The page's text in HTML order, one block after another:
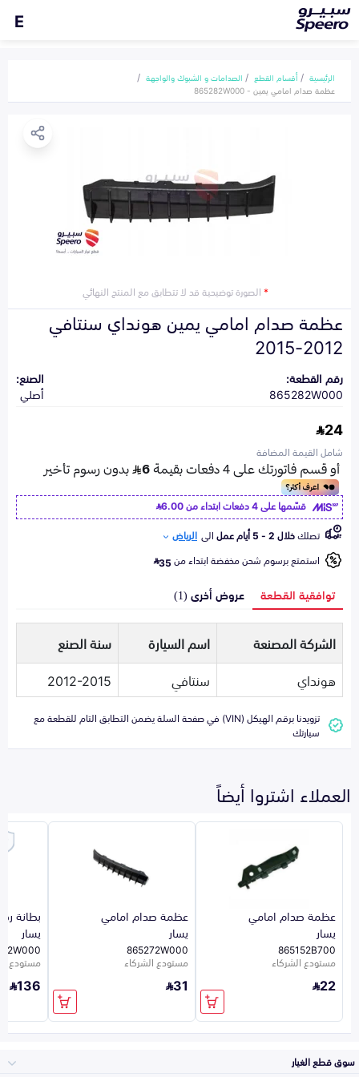
E
الرئيسية أقسام القطع
الصدامات و الشبوك والواجهة
عظمة صدام امامي يمين - 865282W000
*الصورة توضيحية قد لا تتطابق مع المنتج النهائي
عظمة صدام امامي يمين هونداي سنتافي
2012-2015
رقم القطعة:
865282W000
الصنع:
أصلي
24
شامل القيمة المضافة
قسّمها على 4 دفعات ابتداء من
6.00
تصلكخلال 2 - 5 أيام عمل الى الرياض
استمتع برسوم شحن مخفضة ابتداء من35
توافقية القطعة عروض أخرى (1)
الشركة المصنعة اسم السيارة
سنة الصنع
هونداي
سنتافي 2012-2015
تزويدنا برقم الهيكل (VIN) في صفحة السلة يضمن التطابق التام للقطعة مع
سيارتك
العملاء اشتروا أيضاً
عظمة صدام امامي
يسار
865152B700
مستودع الشركاء
22
عظمة صدام امامي
يسار
865272W000
مستودع الشركاء
31
بطانة
يسار
مستودع
136
سوق قطع الغيار